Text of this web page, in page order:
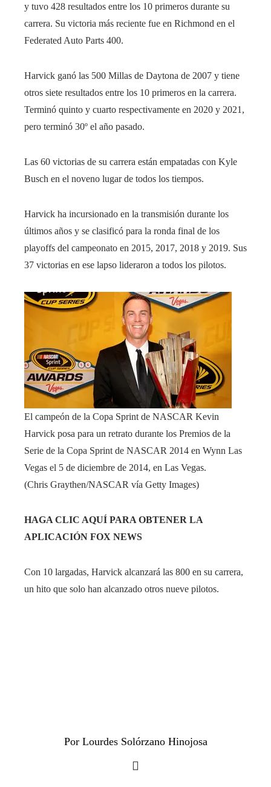
y tuvo 428 resultados entre los 10 primeros durante su
carrera. Su victoria más reciente fue en Richmond en el
Federated Auto Parts 400.
Harvick ganó las 500 Millas de Daytona de 2007 y tiene
otros siete resultados entre los 10 primeros en la carrera.
Terminó quinto y cuarto respectivamente en 2020 y 2021,
pero terminó 30º el año pasado.
Las 60 victorias de su carrera están empatadas con Kyle
Busch en el noveno lugar de todos los tiempos.
Harvick ha incursionado en la transmisión durante los
últimos años y se clasificó para la ronda final de los
playoffs del campeonato en 2015, 2017, 2018 y 2019. Sus
37 victorias en ese lapso lideraron a todos los pilotos.
El campeón de la Copa Sprint de NASCAR Kevin
Harvick posa para un retrato durante los Premios de la
Serie de la Copa Sprint de NASCAR 2014 en Wynn Las
Vegas el 5 de diciembre de 2014, en Las Vegas.
(Chris Graythen/NASCAR vía Getty Images)
HAGA CLIC AQUÍ PARA OBTENER LA
APLICACIÓN FOX NEWS
Con 10 largadas, Harvick alcanzará las 800 en su carrera,
un hito que solo han alcanzado otros nueve pilotos.
Por Lourdes Solórzano Hinojosa